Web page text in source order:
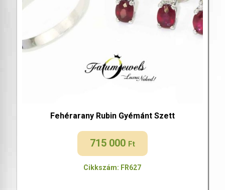
Fehérarany Rubin Gyémánt Szett
715 000 Ft
Cikkszám: FR627